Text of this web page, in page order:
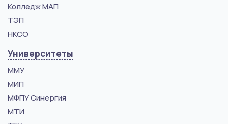
Колледж МАП
ТЭП
НКСО
Университеты
ММУ
МИП
МФПУ Синергия
МТИ